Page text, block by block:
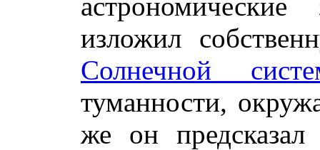
изложил
Солнечной
туманности,
же он